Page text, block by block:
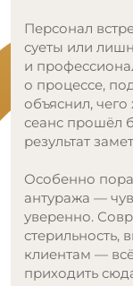
Персонал
суеты или
и
о процессе,
объяснил,
сеанс прошёл
результат
Особенно
антуража —
уверенно.
стерильность,
клиентам —
приходить